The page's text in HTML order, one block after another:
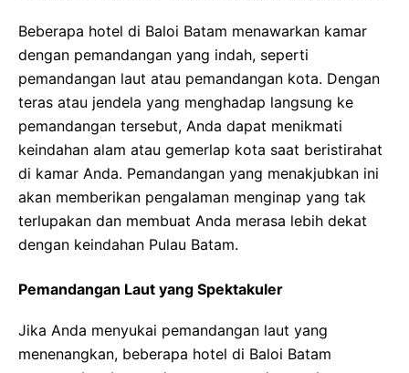
Beberapa hotel di Baloi Batam menawarkan kamar
dengan pemandangan yang indah, seperti
pemandangan laut atau pemandangan kota. Dengan
teras atau jendela yang menghadap langsung ke
pemandangan tersebut, Anda dapat menikmati
keindahan alam atau gemerlap kota saat beristirahat
di kamar Anda. Pemandangan yang menakjubkan ini
akan memberikan pengalaman menginap yang tak
terlupakan dan membuat Anda merasa lebih dekat
dengan keindahan Pulau Batam.
Pemandangan Laut yang Spektakuler
Jika Anda menyukai pemandangan laut yang
menenangkan, beberapa hotel di Baloi Batam